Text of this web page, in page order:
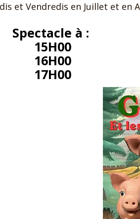
et Vendredis en Juillet et en
Spectacle à :
15H00
16H00
17H00